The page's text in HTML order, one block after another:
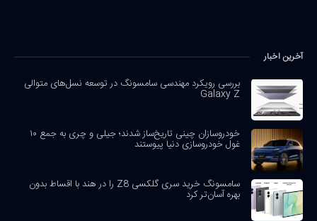
آخرین اخبار
بررسی رویکرد مهندسی سامسونگ در توسعه نسل‌های متوالی
Galaxy Z
خودروسازان چینی تاریخ‌ساز شدند؛ جیلی و چری به جمع ۱۰
غول خودروسازی دنیا پیوستند
سامسونگ خرید سری گلکسی Z8 را در هند با اقساط بدون
بهره آسان‌تر کرد